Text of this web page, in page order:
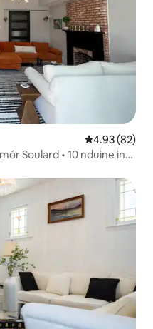
Meánrátáil
4.93 (82)
Soulard • 10 nduine in